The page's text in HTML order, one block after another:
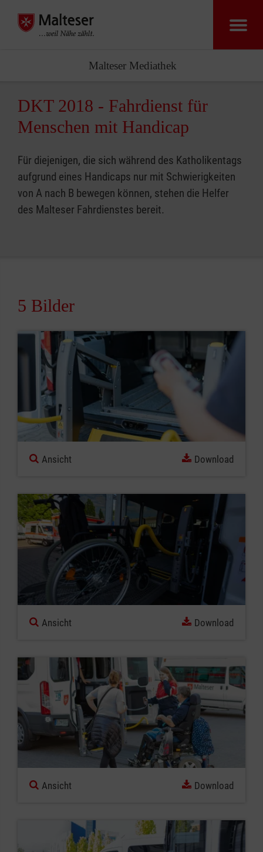
Malteser
Malteser Mediathek
DKT 2018 - Fahrdienst für
Menschen mit Handicap
Für diejenigen, die sich während des Katholikentags
aufgrund eines Handicaps nur mit Schwierigkeiten
von A nach B bewegen können, stehen die Helfer
des Malteser Fahrdienstes bereit.
5 Bilder
Ansicht Download
Ansicht Download
Ansicht Download